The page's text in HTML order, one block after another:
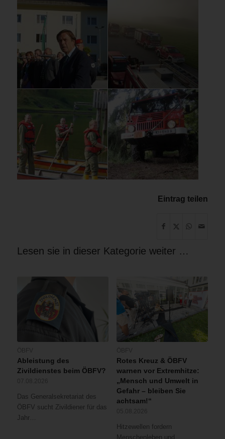
Eintrag teilen
Lesen sie in dieser Kategorie weiter …
Ableistung des
Zivildienstes beim ÖBFV?
Das Generalsekretariat des
ÖBFV sucht Zivildiener für das
Jahr…
Rotes Kreuz & ÖBFV
warnen vor Extremhitze:
„Mensch und Umwelt in
Gefahr – bleiben Sie
achtsam!“
Hitzewellen fordern
Menschenleben und